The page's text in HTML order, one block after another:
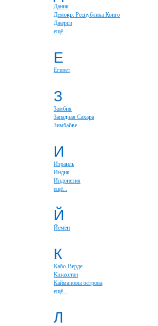
Дания
Демокр. Республика Конго
Джерси
ещё...
Е
Египет
З
Замбия
Западная Сахара
Зимбабве
И
Израиль
Индия
Индонезия
ещё...
Й
Йемен
К
Кабо-Верде
Казахстан
Каймановы острова
ещё...
Л